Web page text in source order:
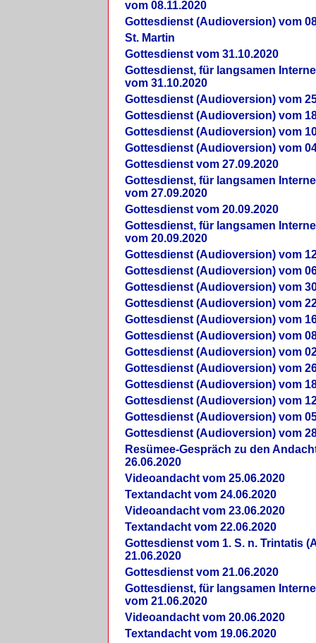
vom 08.11.2020
Gottesdienst (Audioversion) vom
St. Martin
Gottesdienst vom 31.10.2020
Gottesdienst, für langsamen
vom 31.10.2020
Gottesdienst (Audioversion) vom
Gottesdienst (Audioversion) vom
Gottesdienst (Audioversion) vom
Gottesdienst (Audioversion) vom
Gottesdienst vom 27.09.2020
Gottesdienst, für langsamen
vom 27.09.2020
Gottesdienst vom 20.09.2020
Gottesdienst, für langsamen
vom 20.09.2020
Gottesdienst (Audioversion) vom
Gottesdienst (Audioversion) vom
Gottesdienst (Audioversion) vom
Gottesdienst (Audioversion) vom
Gottesdienst (Audioversion) vom
Gottesdienst (Audioversion) vom
Gottesdienst (Audioversion) vom
Gottesdienst (Audioversion) vom
Gottesdienst (Audioversion) vom
Gottesdienst (Audioversion) vom
Gottesdienst (Audioversion) vom
Gottesdienst (Audioversion) vom
Re­sü­mee-Gespräch zu den
26.06.2020
Videoandacht vom 25.06.2020
Textandacht vom 24.06.2020
Videoandacht vom 23.06.2020
Textandacht vom 22.06.2020
Gottesdienst vom 1. S. n. Trintatis
21.06.2020
Gottesdienst vom 21.06.2020
Gottesdienst, für langsamen
vom 21.06.2020
Videoandacht vom 20.06.2020
Textandacht vom 19.06.2020